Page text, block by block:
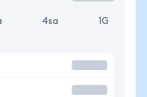
4sa 1G